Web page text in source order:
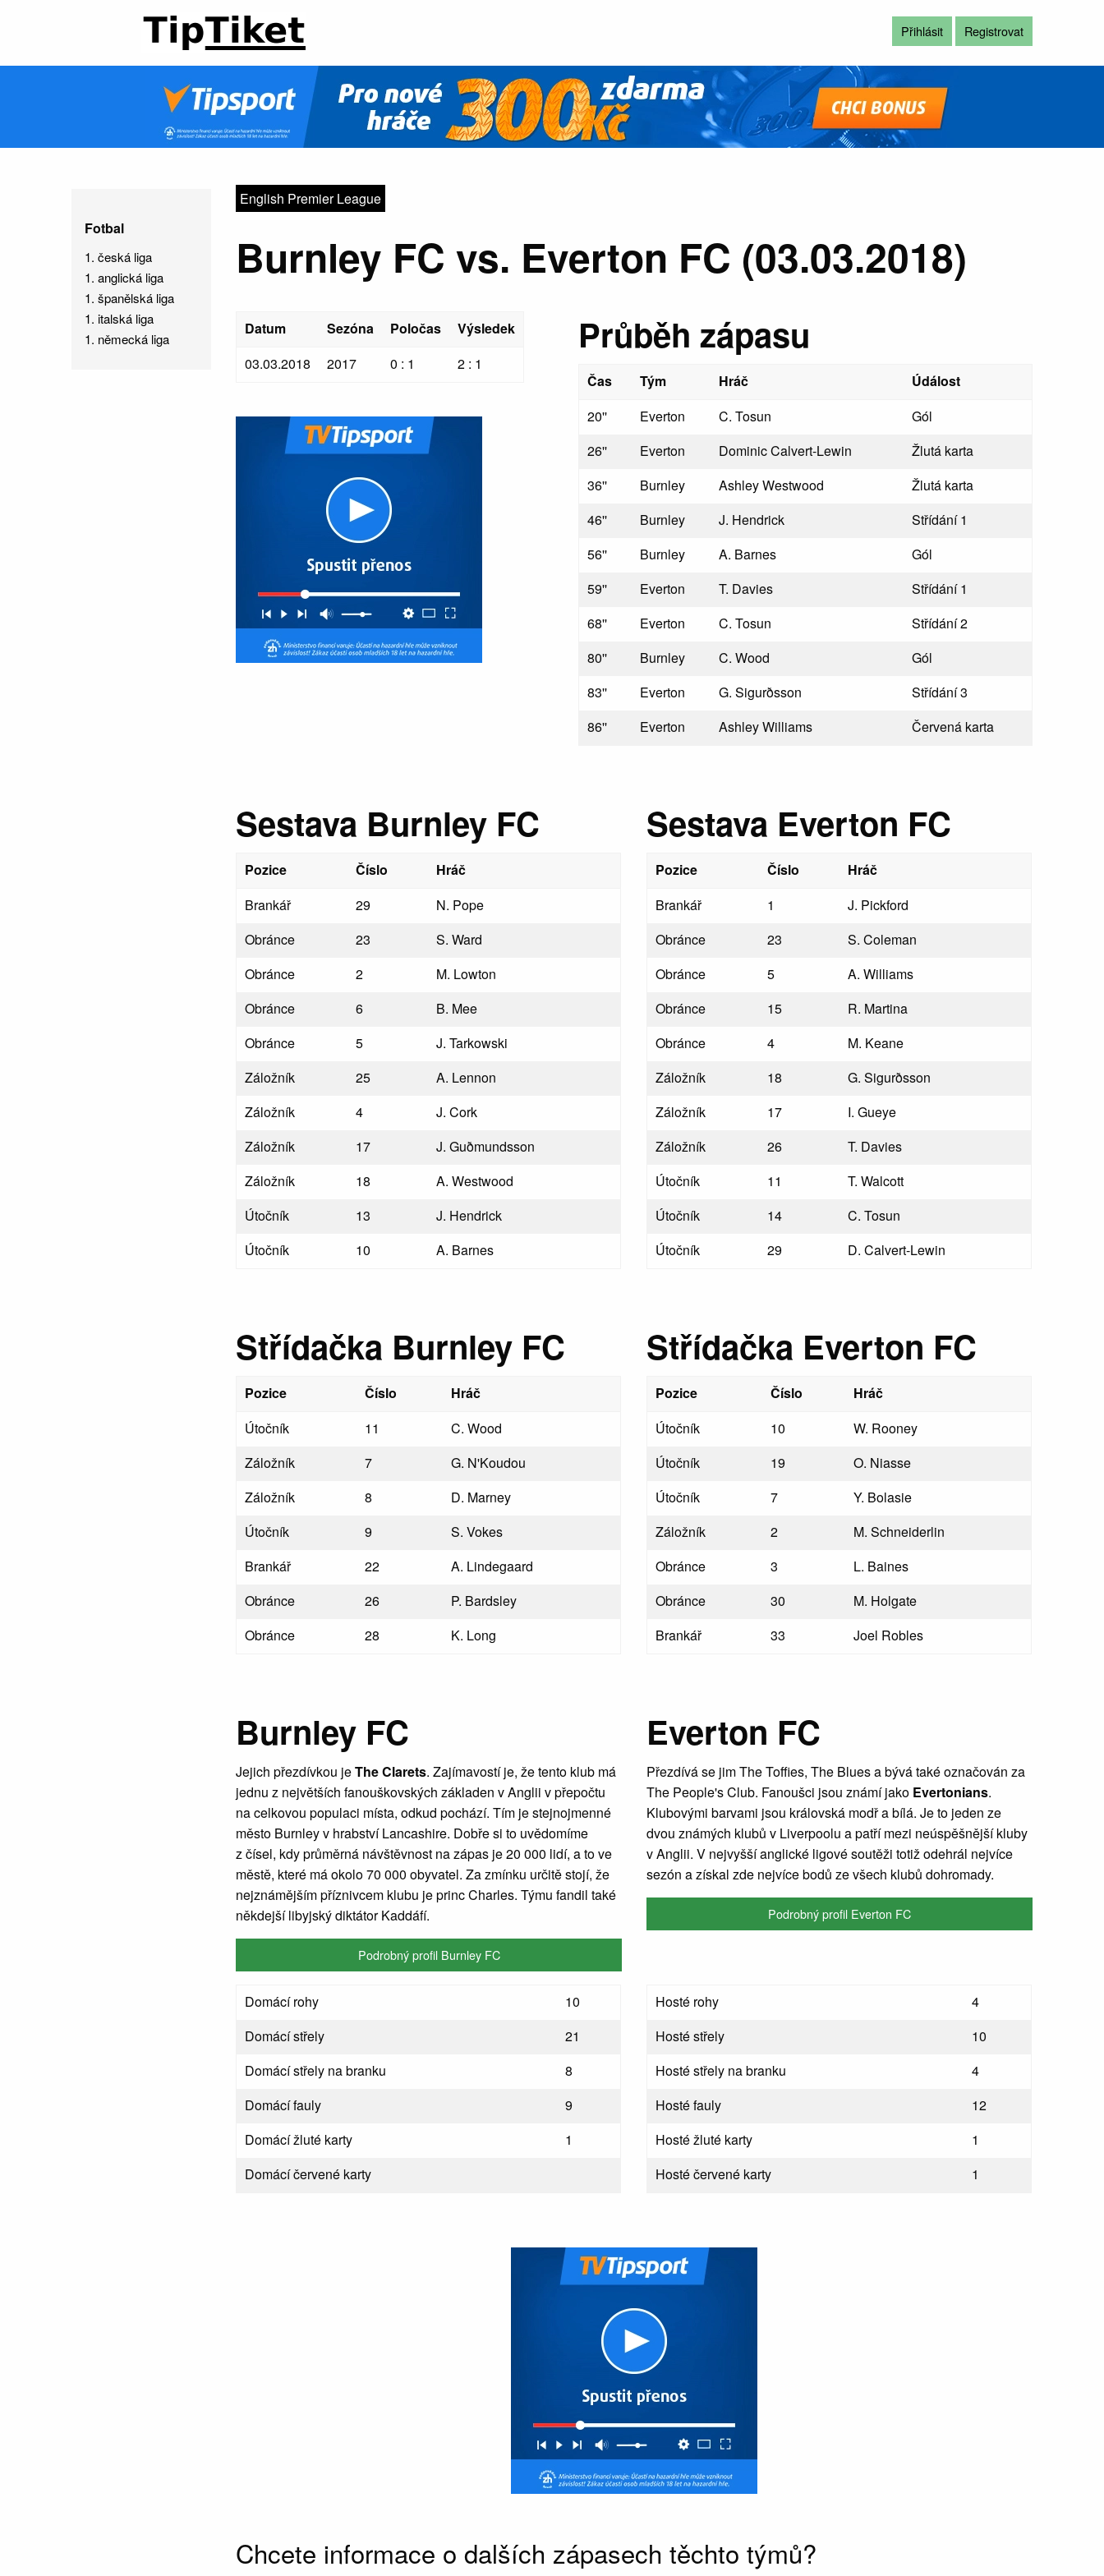
Přihlásit Registrovat
Fotbal
1. česká liga
1. anglická liga
1. španělská liga
1. italská liga
1. německá liga
English Premier League
Burnley FC vs. Everton FC (03.03.2018)
Datum Sezóna Poločas
Výsledek
03.03.2018
2017 0 : 1 2 : 1
Průběh zápasu
Čas Tým Hráč
Údálost
20''
Everton C. Tosun
Gól
26''
Everton Dominic Calvert-Lewin
Žlutá karta
36''
Burnley Ashley Westwood
Žlutá karta
46''
Burnley J. Hendrick
Střídání 1
56''
Burnley A. Barnes
Gól
59''
Everton T. Davies
Střídání 1
68''
Everton C. Tosun
Střídání 2
80''
Burnley C. Wood
Gól
83''
Everton G. Sigurðsson
Střídání 3
86''
Everton Ashley Williams Červená karta
Sestava Burnley FC
Pozice Číslo
Hráč
Brankář
29
N. Pope
Obránce
23
S. Ward
Obránce
2
M. Lowton
Obránce
6
B. Mee
Obránce
5
J. Tarkowski
Záložník
25
A. Lennon
Záložník
4
J. Cork
Záložník
17
J. Guðmunds­son
Záložník
18
A. Westwood
Útočník
13
J. Hendrick
Útočník
10 A. Barnes
Sestava Everton FC
Pozice Číslo
Hráč
Brankář
1
J. Pickford
Obránce
23
S. Coleman
Obránce
5
A. Williams
Obránce
15
R. Martina
Obránce
4
M. Keane
Záložník
18
G. Sigurðsson
Záložník
17
I. Gueye
Záložník
26
T. Davies
Útočník
11
T. Walcott
Útočník
14
C. Tosun
Útočník
29 D. Calvert-Lewin
Střídačka Burnley FC
Pozice Číslo
Hráč
Útočník
11
C. Wood
Záložník
7
G. N'Koudou
Záložník
8
D. Marney
Útočník
9
S. Vokes
Brankář
22
A. Lindegaard
Obránce
26
P. Bardsley
Obránce
28 K. Long
Střídačka Everton FC
Pozice Číslo
Hráč
Útočník
10
W. Rooney
Útočník
19
O. Niasse
Útočník
7
Y. Bolasie
Záložník
2
M. Schneiderlin
Obránce
3
L. Baines
Obránce
30
M. Holgate
Brankář
33 Joel Robles
Burnley FC
Jejich přezdívkou jeThe Clarets. Zajímavostí je, že tento klub má
jednu z největších fanouškovských základen v Anglii v přepočtu
na celkovou populaci místa, odkud pochází. Tím je stejnojmenné
město Burnley v hrabství Lancashire. Dobře si to uvědomíme
z čísel, kdy průměrná návštěvnost na zápas je 20 000 lidí, a to ve
městě, které má okolo 70 000 obyvatel. Za zmínku určitě stojí, že
nejznámějším příznivcem klubu je princ Charles. Týmu fandil také
někdejší libyjský diktátor Kaddáfí.
Podrobný profil Burnley FC
Everton FC
Přezdívá se jim The Toffies, The Blues a bývá také označován za
The People's Club. Fanoušci jsou známí jako Evertonians.
Klubovými barvami jsou královská modř a bílá. Je to jeden ze
dvou známých klubů v Liverpoolu a patří mezi neúspěšnější kluby
v Anglii. V nejvyšší anglické ligové soutěži totiž odehrál nejvíce
sezón a získal zde nejvíce bodů ze všech klubů dohromady.
Podrobný profil Everton FC
Domácí rohy
10
Domácí střely
21
Domácí střely na branku
8
Domácí fauly
9
Domácí žluté karty
1
Domácí červené karty
Hosté rohy
4
Hosté střely
10
Hosté střely na branku
4
Hosté fauly
12
Hosté žluté karty
1
Hosté červené karty
1
Chcete informace o dalších zápasech těchto týmů?